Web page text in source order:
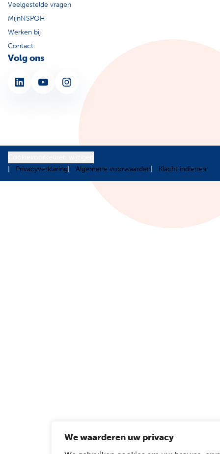
We waarderen uw privacy
Veelgestelde vragen
MijnNSPOH
Werken bij
Contact
Volg ons
LinkedIn YouTube Instagram
Privacyverklaring
Algemene voorwaarden Klacht indienen